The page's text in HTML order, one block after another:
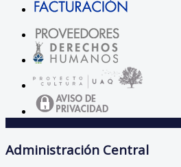
Administración Central